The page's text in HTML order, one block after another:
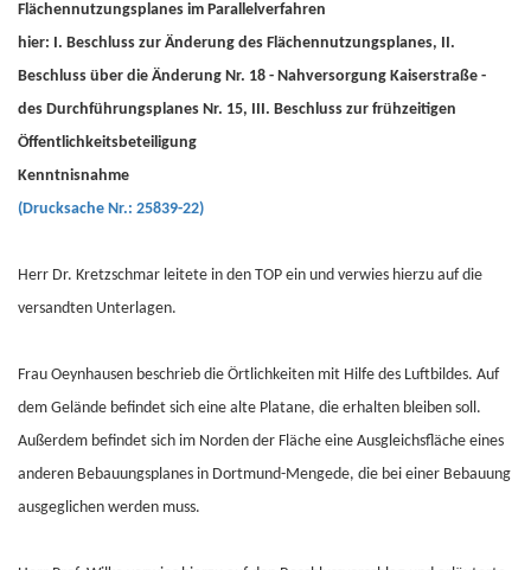
Flächennutzungsplanes im Parallelverfahren
hier: I. Beschluss zur Änderung des Flächennutzungsplanes, II.
Beschluss über die Änderung Nr. 18 - Nahversorgung Kaiserstraße -
des Durchführungsplanes Nr. 15, III. Beschluss zur frühzeitigen
Öffentlichkeitsbeteiligung
Kenntnisnahme
(Drucksache Nr.: 25839-22)
Herr Dr. Kretzschmar leitete in den TOP ein und verwies hierzu auf die
versandten Unterlagen.
Frau Oeynhausen beschrieb die Örtlichkeiten mit Hilfe des Luftbildes. Auf
dem Gelände befindet sich eine alte Platane, die erhalten bleiben soll.
Außerdem befindet sich im Norden der Fläche eine Ausgleichsfläche eines
anderen Bebauungsplanes in Dortmund-Mengede, die bei einer Bebauung
ausgeglichen werden muss.